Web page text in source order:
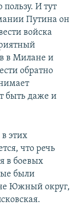
И тут
Путина он
войска
в Милане и
обратно
быть даже и
этих
что речь
в боевых
были
Южный округ,